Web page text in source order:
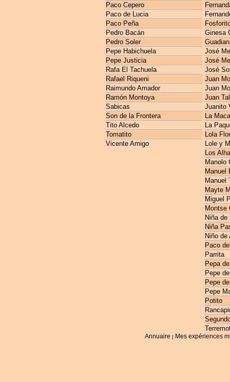
Paco Cepero
Paco de Lucia
Paco Peña
Pedro Bacán
Pedro Soler
Pepe Habichuela
Pepe Justicia
Rafa El Tachuela
Rafael Riqueni
Raimundo Amador
Ramón Montoya
Sabicas
Son de la Frontera
Tito Alcedo
Tomatito
Vicente Amigo
Ginesa
José
José
José
Juan
Juan
Juan
Juanito
La
La
Lola
Lole y
Los
Manolo
Manuel
Manuel
Mayte
Miguel
Montse
Niña
Niña
Niño de
Paco
Parrita
Pepa
Pepe
Pepe
Pepe
Potito
Annuaire | Mes expériences